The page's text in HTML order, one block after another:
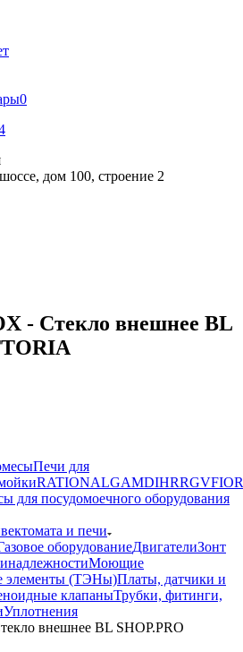
0
дом 100, строение 2
- Стекло внешнее BL
Печи для
RATIONALGAMDIHRRGV
для посудомоечного оборудования
и печи
оборудованиеДвигателиЗонт
Моющие
элементы (ТЭНы)Платы, датчики и
клапаныТрубки, фитинги,
Уплотнения
внешнее BL SHOP.PRO